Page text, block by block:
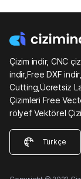
Çizim indir, CNC
indir,Free DXF
Cutting,Ücretsiz
Çizimleri Free
rölyef Vektörel
Türkçe